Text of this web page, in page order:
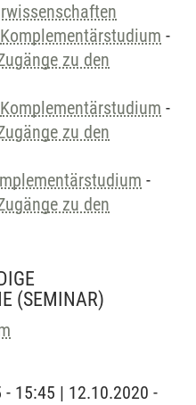
Komplementärstudium -
zu den
Komplementärstudium -
zu den
-
zu den
(SEMINAR)
15:45 | 12.10.2020 -